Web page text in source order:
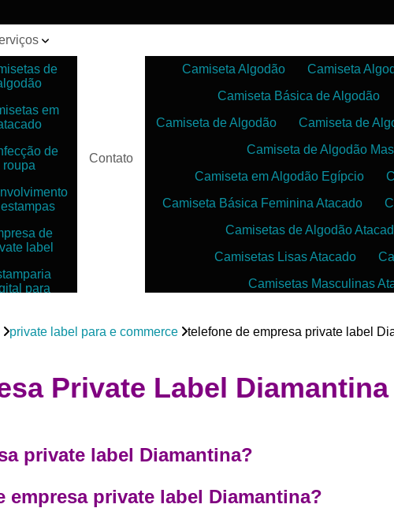
de
em
de
roupa
de
label
para
roupas
Contato
Camiseta Algodão Camiseta
Camiseta Básica de Algodão
Camiseta de Algodão
Camiseta de
Camiseta de Algodão
Camiseta em Algodão Egípcio
Camiseta Básica Feminina Atacado
Camisetas de Algodão
Camisetas Lisas Atacado
Camisetas Masculinas
Camisetas para Sublimação
Confecção de Roupas
Desenvolvimento de Coleção de
Desenvolvimento de Estampa Exclusiva
private label para e commerce telefone de empresa private label
Private Label Diamantina
private label Diamantina?
empresa private label Diamantina?